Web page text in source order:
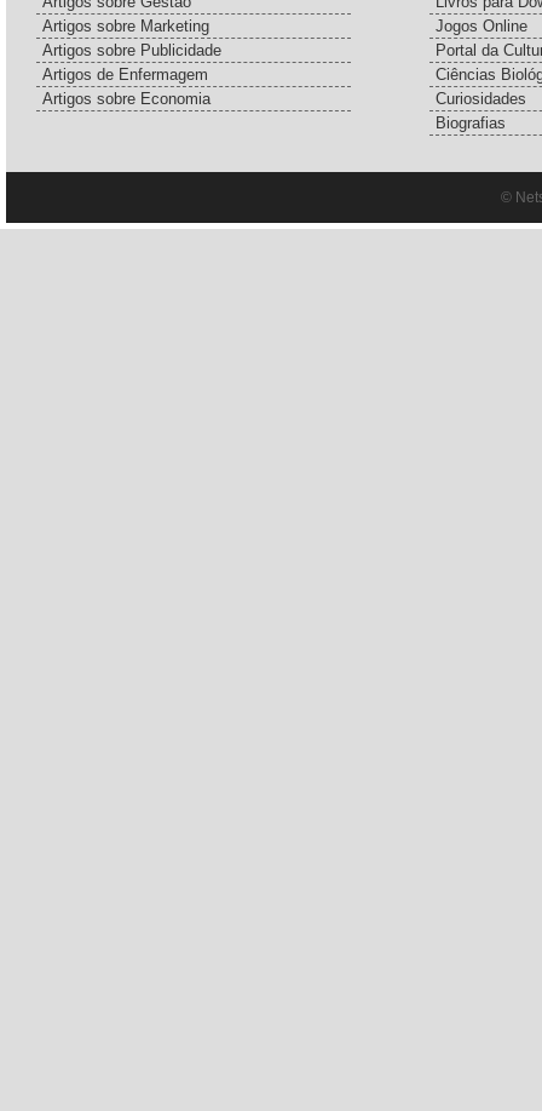
Artigos sobre Marketing
Artigos sobre Publicidade
Artigos de Enfermagem
Artigos sobre Economia
Jogos Online
Portal da
Ciências
Curiosidades
Biografias
©